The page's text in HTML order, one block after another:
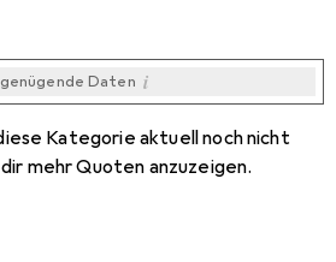
Daten i
Kategorie aktuell noch nicht
mehr Quoten anzuzeigen.